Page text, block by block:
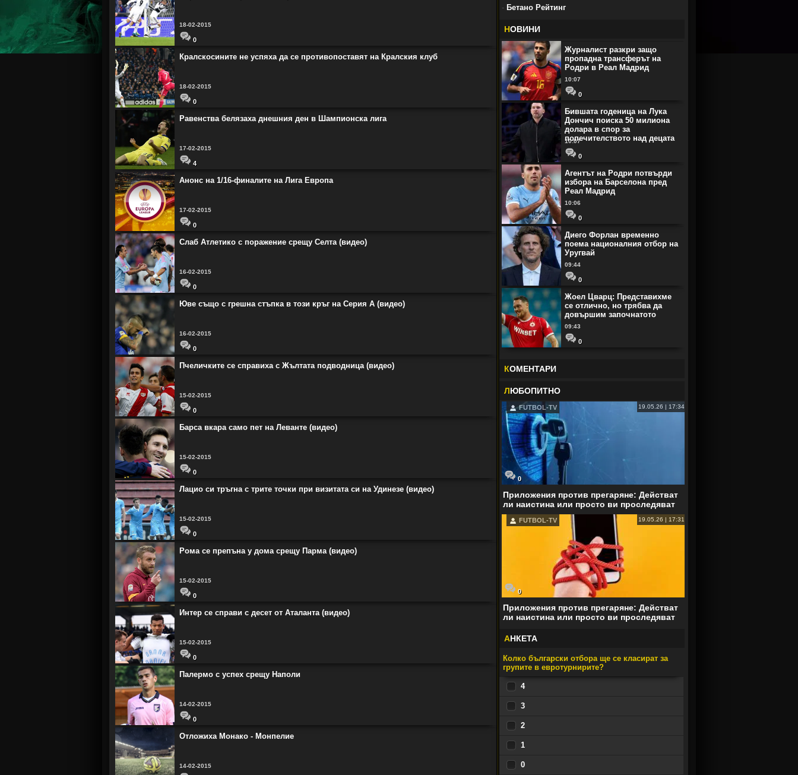
18-02-2015
0
Кралскосините не успяха да се противопоставят на Кралския клуб
18-02-2015
0
Равенства белязаха днешния ден в Шампионска лига
17-02-2015
4
Анонс на 1/16-финалите на Лига Европа
17-02-2015
0
Слаб Атлетико с поражение срещу Селта (видео)
16-02-2015
0
Юве също с грешна стъпка в този кръг на Серия А (видео)
16-02-2015
0
Пчеличките се справиха с Жълтата подводница (видео)
15-02-2015
0
Барса вкара само пет на Леванте (видео)
15-02-2015
0
Лацио си тръгна с трите точки при визитата си на Удинезе (видео)
15-02-2015
0
Рома се препъна у дома срещу Парма (видео)
15-02-2015
0
Интер се справи с десет от Аталанта (видео)
15-02-2015
0
Палермо с успех срещу Наполи
14-02-2015
0
Отложиха Монако - Монпелие
14-02-2015
- Бетано Рейтинг
НОВИНИ
Журналист разкри защо
пропадна трансферът на
Родри в Реал Мадрид
10:07
0
Бившата годеница на Лука
Дончич поиска 50 милиона
долара в спор за
попечителството над децата
10:07
0
Агентът на Родри потвърди
избора на Барселона пред
Реал Мадрид
10:06
0
Диего Форлан временно
поема националния отбор на
Уругвай
09:44
0
Жоел Цварц: Представихме
се отлично, но трябва да
довършим започнатото
09:43
0
КОМЕНТАРИ
ЛЮБОПИТНО
FUTBOL-TV 19.05.26 | 17:34
0
Приложения против прегаряне: Действат
ли наистина или просто ви проследяват
FUTBOL-TV 19.05.26 | 17:31
0
Приложения против прегаряне: Действат
ли наистина или просто ви проследяват
АНКЕТА
Колко български отбора ще се класират за
групите в евротурнирите?
4
3
2
1
0